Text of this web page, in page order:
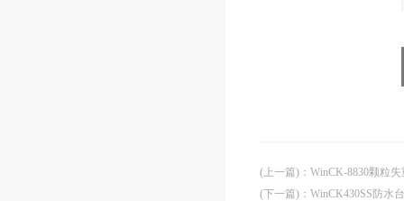
(上一篇) ： WinCK-8830颗粒
(下一篇) ： WinCK430SS防水